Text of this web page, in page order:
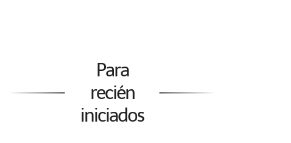
Para
recién
iniciados